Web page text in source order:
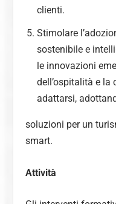
clienti.
Stimolare
sostenibile e
le innovazioni
dell’ospitalità e la
adattarsi,
soluzioni per un
smart.
Attività